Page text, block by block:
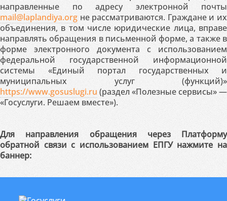
направленные по адресу электронной почты
mail@laplandiya.org не рассматриваются. Граждане и их
объединения, в том числе юридические лица, вправе
направлять обращения в письменной форме, а также в
форме электронного документа с использованием
федеральной государственной информационной
системы «Единый портал государственных и
муниципальных услуг (функций)»
https://www.gosuslugi.ru (раздел «Полезные сервисы» —
«Госуслуги. Решаем вместе»).
Для направления обращения через Платформу
обратной связи с использованием ЕПГУ нажмите на
баннер: